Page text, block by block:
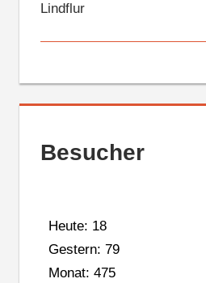
Lindflur
Besucher
Heute: 18
Gestern: 79
Monat: 475